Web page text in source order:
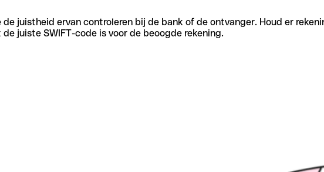
juistheid ervan controleren bij de bank of de ontvanger. Houd er
juiste SWIFT-code is voor de beoogde rekening.